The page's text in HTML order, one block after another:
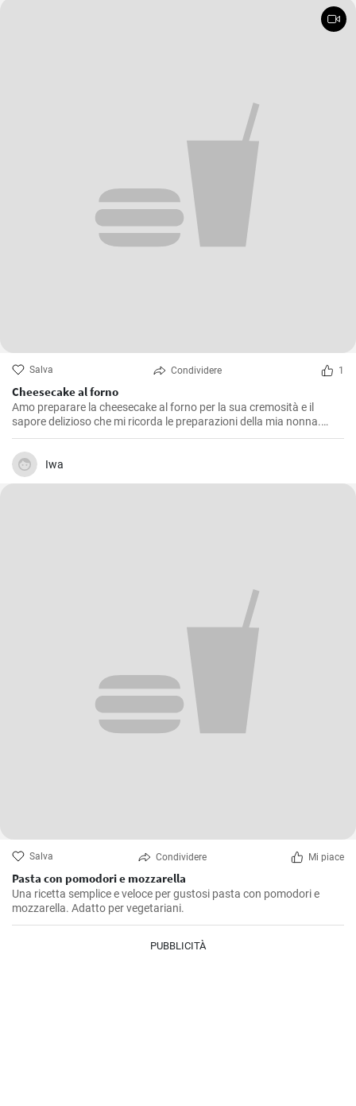
Salva Condividere 1
Cheesecake al forno
Amo preparare la cheesecake al forno per la sua cremosità e il
sapore delizioso che mi ricorda le preparazioni della mia nonna.
Questa ricetta me l'ha insegnata lei ed è un dolce che non manca
mai durante le nostre feste di famiglia. L'equilibrio tra la base di
biscotti e il ripieno di formaggio è semplicemente perfetto!
Iwa
Salva Condividere Mi piace
Pasta con pomodori e mozzarella
Una ricetta semplice e veloce per gustosi pasta con pomodori e
mozzarella. Adatto per vegetariani.
PUBBLICITÀ